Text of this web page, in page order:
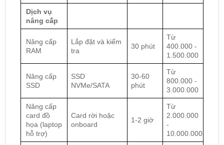
Dịch vụ
nâng cấp
Nâng cấp
RAM
Lắp đặt và kiểm
tra
30 phút
Từ
400.000 -
1.500.000
Nâng cấp
SSD
SSD
NVMe/SATA
30-60
phút
Từ
800.000 -
3.000.000
Nâng cấp
card đồ
họa (laptop
hỗ trợ)
Card rời hoặc
onboard
1-2 giờ
Từ
2.000.000
-
10.000.000